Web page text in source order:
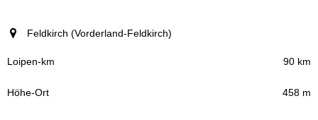
Feldkirch (Vorderland-Feldkirch)
90 km
458 m